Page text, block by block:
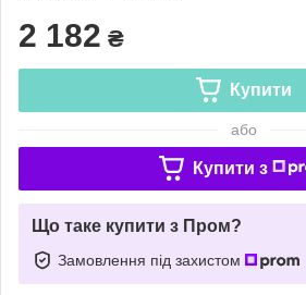
2 182 ₴
Купити
або
Купити з
Що таке купити з Пром?
Замовлення під захистом